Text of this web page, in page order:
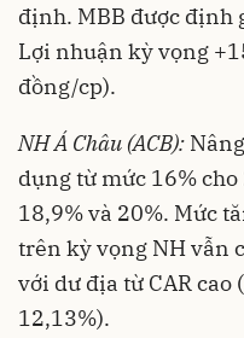
định. MBB được định
Lợi nhuận kỳ vọng
đồng/cp).
NH Á Châu (ACB):
dụng từ mức 16%
18,9% và 20%. Mức
trên kỳ vọng NH vẫn
với dư địa từ CAR
12,13%).